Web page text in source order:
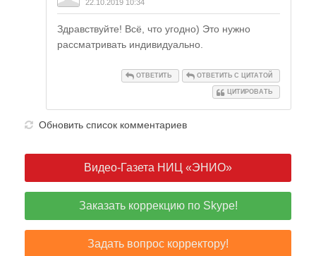
22.10.2019 10:34
Здравствуйте! Всё, что угодно) Это нужно
рассматривать индивидуально.
ОТВЕТИТЬ ОТВЕТИТЬ С ЦИТАТОЙ
ЦИТИРОВАТЬ
Обновить список комментариев
Видео-Газета НИЦ «ЭНИО»
Заказать коррекцию по Skype!
Задать вопрос корректору!